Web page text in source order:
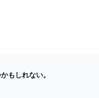
もしれない。